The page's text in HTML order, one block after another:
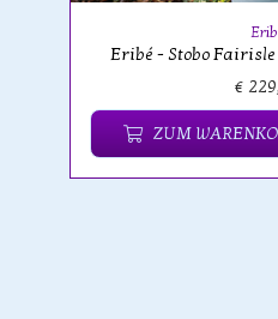
Eribé - Stobo
€
ZUM